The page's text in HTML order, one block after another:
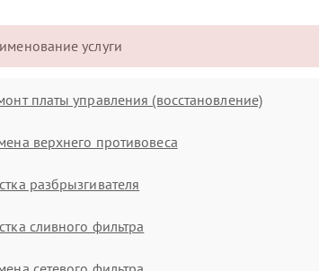
услуги
платы управления (восстановление)
верхнего противовеса
разбрызгивателя
сливного фильтра